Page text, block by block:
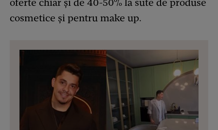
oferte chiar și de 40-50% la sute de produse
cosmetice și pentru make up.